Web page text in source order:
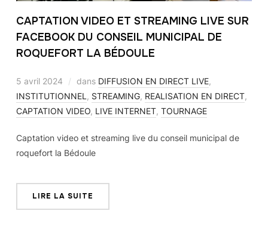
CAPTATION VIDEO ET STREAMING LIVE SUR
FACEBOOK DU CONSEIL MUNICIPAL DE
ROQUEFORT LA BÉDOULE
5 avril 2024 dans DIFFUSION EN DIRECT LIVE,
INSTITUTIONNEL , STREAMING, REALISATION EN DIRECT,
CAPTATION VIDEO, LIVE INTERNET, TOURNAGE
Captation video et streaming live du conseil municipal de
roquefort la Bédoule
LIRE LA SUITE